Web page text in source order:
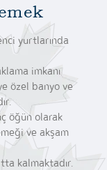
yurtlarında
imkanı
özel banyo ve
öğün olarak
ve akşam
kalmaktadır.